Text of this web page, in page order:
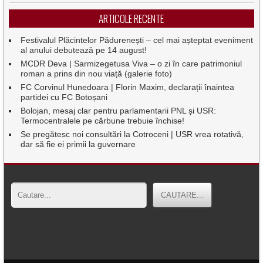
ARTICOLE RECENTE
Festivalul Plăcintelor Pădurenești – cel mai așteptat eveniment
al anului debutează pe 14 august!
MCDR Deva | Sarmizegetusa Viva – o zi în care patrimoniul
roman a prins din nou viață (galerie foto)
FC Corvinul Hunedoara | Florin Maxim, declarații înaintea
partidei cu FC Botoșani
Bolojan, mesaj clar pentru parlamentarii PNL și USR:
Termocentralele pe cărbune trebuie închise!
Se pregătesc noi consultări la Cotroceni | USR vrea rotativă,
dar să fie ei primii la guvernare